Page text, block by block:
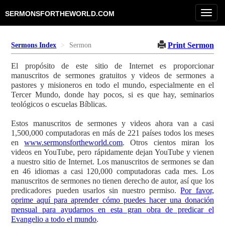
SERMONSFORTHEWORLD.COM
Sermons Index Sermon Print Sermon
El propósito de este sitio de Internet es proporcionar
manuscritos de sermones gratuitos y videos de sermones a
pastores y misioneros en todo el mundo, especialmente en el
Tercer Mundo, donde hay pocos, si es que hay, seminarios
teológicos o escuelas Bíblicas.
Estos manuscritos de sermones y videos ahora van a casi
1,500,000 computadoras en más de 221 países todos los meses
enwww.sermonsfortheworld.com. Otros cientos miran los
videos en YouTube, pero rápidamente dejan YouTube y vienen
a nuestro sitio de Internet. Los manuscritos de sermones se dan
en 46 idiomas a casi 120,000 computadoras cada mes. Los
manuscritos de sermones no tienen derecho de autor, así que los
predicadores pueden usarlos sin nuestro permiso.Por favor,
oprime aquí para aprender cómo puedes hacer una donación
mensual para ayudarnos en esta gran obra de predicar el
Evangelio a todo el mundo.